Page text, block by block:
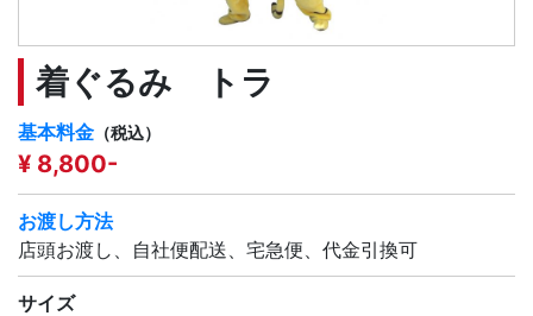
着ぐるみ トラ
基本料金 （税込）
¥ 8,800-
お渡し方法
店頭お渡し、自社便配送、宅急便、代金引換可
サイズ